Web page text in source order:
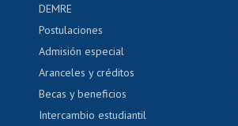
Servicio médico y dental
Pago de arancel y crédito alumnos
Pago de arancel y crédito exalumnos
Certificado de títulos y grados
Mi Uchile Ayuda
DEMRE
Postulaciones
Admisión especial
Aranceles y créditos
Becas y beneficios
Intercambio estudiantil